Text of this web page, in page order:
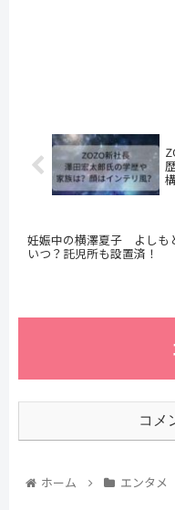
妊娠中の横澤夏子 よしも
いつ？託児所も設置済！
コメ
ホーム エンタメ